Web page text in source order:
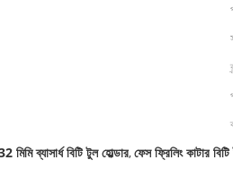
মিমি ব্যাসার্ধ বিটি টুল হোল্ডার,ফেস ফ্রিলিং কাটার